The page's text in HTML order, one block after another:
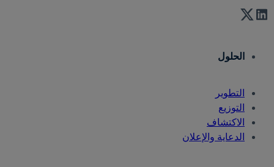
الحلول
التطوير
التوزيع
الاكتشاف
الدعاية والإعلان